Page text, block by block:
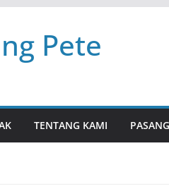
Pete
TENTANG KAMI